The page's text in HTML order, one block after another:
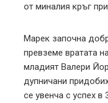
от миналия кръг
Марек започна
превземе вратата
младият Валери
дупничани
се увенча с успех в